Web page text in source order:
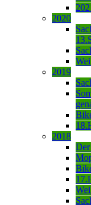
2020
2019
2018
Der